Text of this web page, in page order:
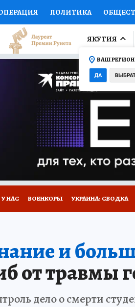
ПОЛИТИКА
СПОРТ КОЛУМНИСТЫ
ФИНАНСЫ ОТКРЫВАЕМ
НА СПОРТ ПРОМОКОДЫ
ТЕЛЕВИЗОР
НОВОЕ НА САЙТЕ
ЯКУТИЯ
ВАШ
ДА
НАС ВОЕНКОРЫ УКРАИНА: СВОДКА
и
от травмы
дело о смерти